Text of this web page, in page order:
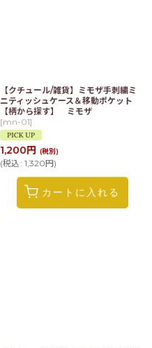
【クチュール/雑貨】ミモザ手刺繍ミ
ニティッシュケース＆移動ポケット
【柄から探す】 ミモザ
[mn-01]
1,200円 (税別)
(税込: 1,320円)
カートに入れる